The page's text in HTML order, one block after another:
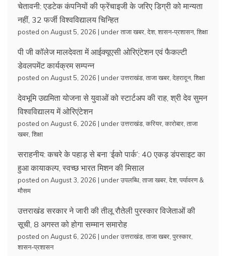
चेतावनी: एडटेक कंपनियों की फ्रेंचाइजी के जरिए डिग्री को मान्यता
नहीं, 32 फर्जी विश्वविद्यालय चिन्हित
posted on August 5, 2026 | underताजा खबर, देश, शासन-प्रशासन, शिक्षा
पी जी कॉलेज मालदेवता में आईक्यूएसी ओरिएंटेशन एवं फैकल्टी
डेवलपमेंट कार्यक्रम सम्पन्न
posted on August 5, 2026 | underउत्तराखंड, ताजा खबर, देहरादून, शिक्षा
देवभूमि उद्यमिता योजना से युवाओं को स्टार्टअप की राह, श्री देव सुमन
विश्वविद्यालय में ओरिएंटेशन
posted on August 6, 2026 | underउत्तराखंड, करियर, कारोबार, ताजा
खबर, शिक्षा
सराहनीय: कचरे के पहाड़ से बना ‘ईको पार्क’: 40 एकड़ डंपसाइट का
हुआ कायाकल्प, स्वच्छ भारत मिशन की मिसाल
posted on August 3, 2026 | underउपलब्धि, ताजा खबर, देश, पर्यावरण &
मौसम
उत्तराखंड सरकार ने जारी की तीलू रौतेली पुरस्कार विजेताओं की
सूची, 8 अगस्त को होगा सम्मान समारोह
posted on August 6, 2026 | underउत्तराखंड, ताजा खबर, पुरस्कार,
शासन-प्रशासन